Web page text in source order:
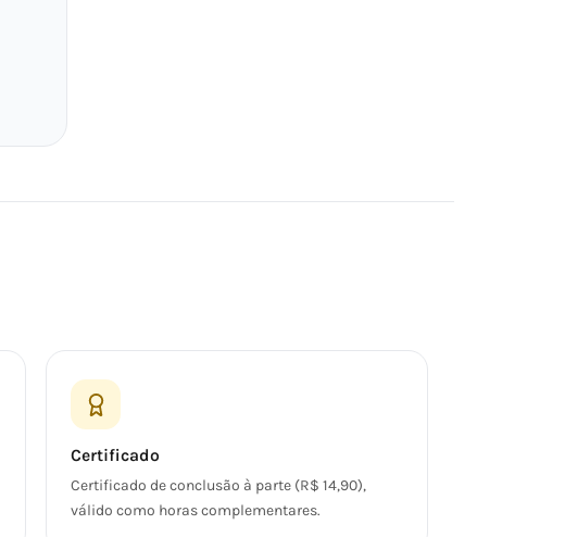
Certificado
Certificado de conclusão à parte (R$ 14,90),
válido como horas complementares.